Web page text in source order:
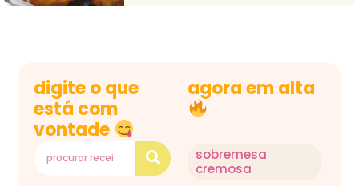
digite o que
está com
vontade
agora em alta
sobremesa
cremosa